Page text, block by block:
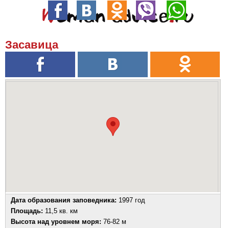
Засавица
Дата образования заповедника: 1997 год
Площадь: 11,5 кв. км
Высота над уровнем моря: 76-82 м